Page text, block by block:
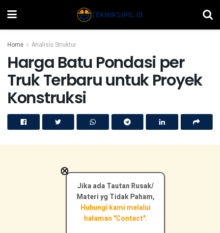
Home Analisis Struktur
Harga Batu Pondasi per
Truk Terbaru untuk Proyek
Konstruksi
Jika ada Tautan Rusak/
Materi yg Tidak Paham,
Hubungi kami melalui
halaman "Contact".
×